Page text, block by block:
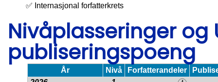
✅ Internasjonal forfatterkrets
Nivåplasseringer og
publiseringspoeng
År Nivå Forfatterandeler